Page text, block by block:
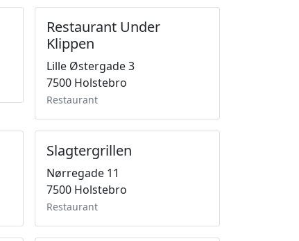
Restaurant Under
Klippen
Lille Østergade 3
7500 Holstebro
Restaurant
Slagtergrillen
Nørregade 11
7500 Holstebro
Restaurant